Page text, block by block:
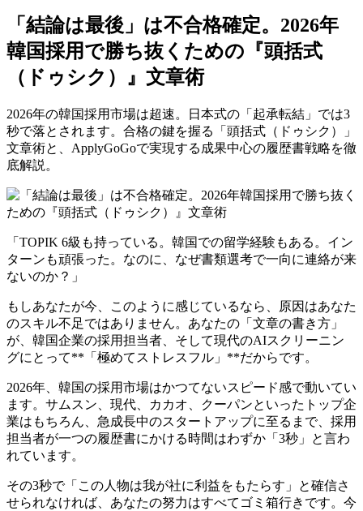
「結論は最後」は不合格確定。2026年
韓国採用で勝ち抜くための『頭括式
（ドゥシク）』文章術
2026年の韓国採用市場は超速。日本式の「起承転結」では3
秒で落とされます。合格の鍵を握る「頭括式（ドゥシク）」
文章術と、ApplyGoGoで実現する成果中心の履歴書戦略を徹
底解説。
「TOPIK 6級も持っている。韓国での留学経験もある。イン
ターンも頑張った。なのに、なぜ書類選考で一向に連絡が来
ないのか？」
もしあなたが今、このように感じているなら、原因はあなた
のスキル不足ではありません。あなたの「文章の書き方」
が、韓国企業の採用担当者、そして現代のAIスクリーニン
グにとって**「極めてストレスフル」**だからです。
2026年、韓国の採用市場はかつてないスピード感で動いてい
ます。サムスン、現代、カカオ、クーパンといったトップ企
業はもちろん、急成長中のスタートアップに至るまで、採用
担当者が一つの履歴書にかける時間はわずか「3秒」と言わ
れています。
その3秒で「この人物は我が社に利益をもたらす」と確信さ
せられなければ、あなたの努力はすべてゴミ箱行きです。今